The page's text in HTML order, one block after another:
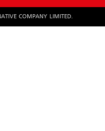
COMPANY LIMITED.